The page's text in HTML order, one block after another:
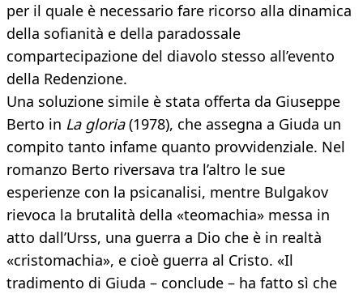
per il quale è necessario fare ricorso alla dinamica
della sofianità e della paradossale
compartecipazione del diavolo stesso all’evento
della Redenzione.
Una soluzione simile è stata offerta da Giuseppe
Berto in La gloria(1978), che assegna a Giuda un
compito tanto infame quanto provvidenziale. Nel
romanzo Berto riversava tra l’altro le sue
esperienze con la psicanalisi, mentre Bulgakov
rievoca la brutalità della «teomachia» messa in
atto dall’Urss, una guerra a Dio che è in realtà
«cristomachia», e cioè guerra al Cristo. «Il
tradimento di Giuda – conclude – ha fatto sì che